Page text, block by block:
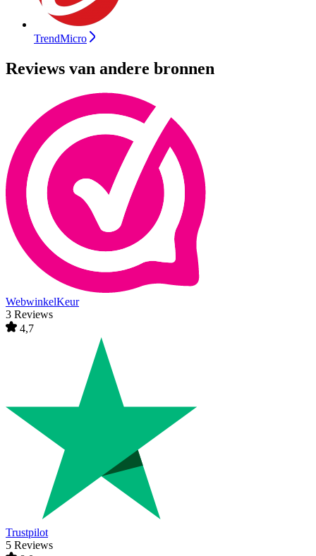
TrendMicro
Reviews van andere bronnen
WebwinkelKeur
3 Reviews
4,7
Trustpilot
5 Reviews